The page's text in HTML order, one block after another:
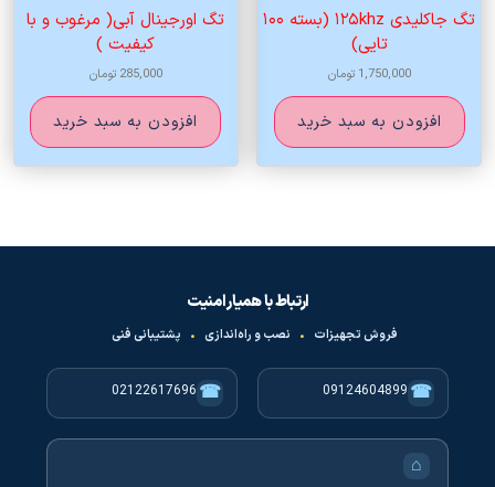
تگ جاکلیدی ۱۲۵khz (بسته ۱۰۰
تایی)
1,750,000 تومان
افزودن به سبد خرید
تگ اورجینال آبی( مرغوب و با
کیفیت )
285,000 تومان
افزودن به سبد خرید
ارتباط با همیار امنیت
فروش تجهیزات • نصب و راه‌اندازی • پشتیبانی فنی
☎
09124604899
☎
02122617696
⌂